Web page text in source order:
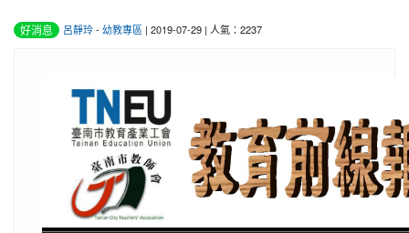
好消息 呂靜玲- 幼教專區 | 2019-07-29 | 人氣：2237